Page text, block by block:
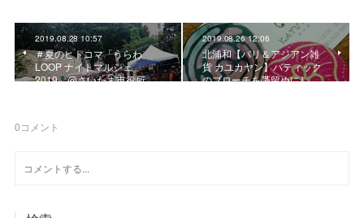
2019.08.28 10:57
＃夏のヒトコマ「うらわ
LOOP ナイトマルシェ
2019」@さいたま市役所
2019.08.26 12:06
北浦和【バリ＆アジアン雑
貨 カユカヤン】バティック
のブローチを帯留めにし…
0コメント